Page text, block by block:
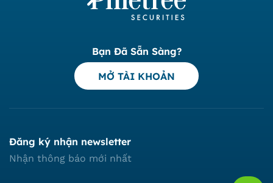
Bạn Đã Sẵn Sàng?
MỞ TÀI KHOẢN
Đăng ký nhận newsletter
Nhận thông báo mới nhất